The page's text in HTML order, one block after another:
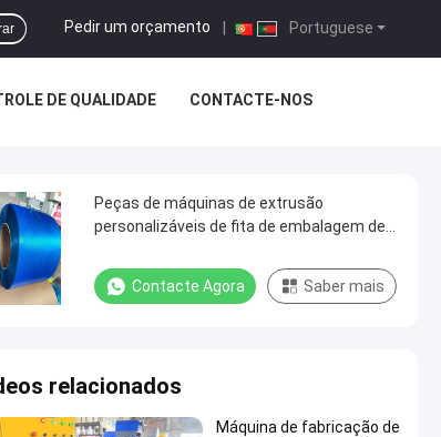
Portuguese
Pedir um orçamento
DE QUALIDADE CONTACTE-NOS
Peças de máquinas de extrusão
personalizáveis de fita de embalagem de
Contacte Agora Saber mais
relacionados
Máquina de fabricação de